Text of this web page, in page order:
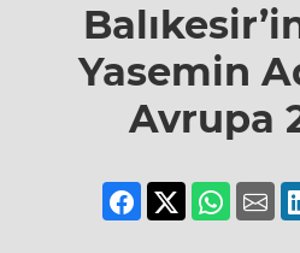
Yasemin
Avrupa